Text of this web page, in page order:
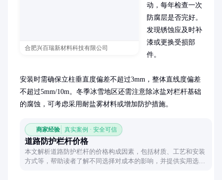
合肥兴百瑞新材料科技有限公司
动，每年检查一次
防腐层是否完好。
发现锈蚀应及时补
漆或更换受损部
件。
安装时需确保立柱垂直度偏差不超过3mm，整体直线度偏差
不超过5mm/10m。冬季冰雪地区还需注意除冰盐对栏杆基础
的腐蚀，可考虑采用耐盐雾材料或增加防护措施。
商家经验 真实案例 · 安全可信
道路防护栏杆价格
本文解析道路防护栏杆的价格构成因素，包括材质、工艺和安装
方式等，帮助读者了解不同选择对成本的影响，并提供实用选购